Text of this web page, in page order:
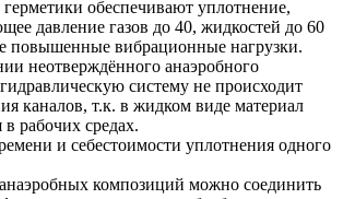
обеспечивают уплотнение,
давление газов до 40, жидкостей до 60
повышенные вибрационные нагрузки.
неотверждённого анаэробного
систему не происходит
каналов, т.к. в жидком виде материал
в рабочих средах.
и себестоимости уплотнения одного
композиций можно соединить